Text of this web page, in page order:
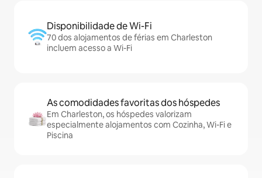
Disponibilidade de Wi-Fi
70 dos alojamentos de férias em Charleston
incluem acesso a Wi-Fi
As comodidades favoritas dos hóspedes
Em Charleston, os hóspedes valorizam
especialmente alojamentos com Cozinha, Wi-Fi e
Piscina